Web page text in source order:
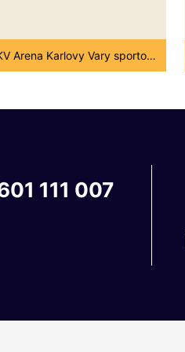
KV Arena Karlovy Vary sportovní
111 007